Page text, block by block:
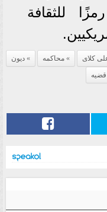
للثقافة
كلاى محاكمه
ديون
قضيه